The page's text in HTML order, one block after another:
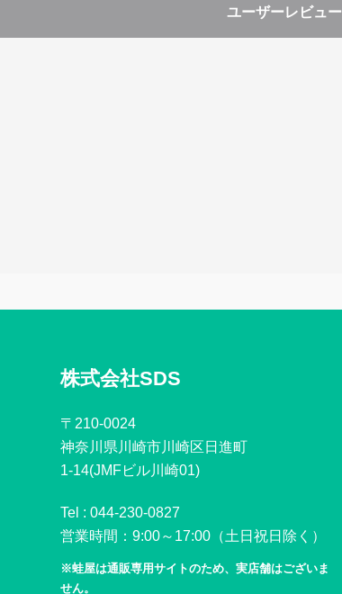
ユーザーレビュー
株式会社SDS
〒210-0024
神奈川県川崎市川崎区日進町
1-14(JMFビル川崎01)
Tel :044-230-0827
営業時間：9:00～17:00（土日祝日除く）
※蛙屋は通販専用サイトのため、実店舗はございま
せん。